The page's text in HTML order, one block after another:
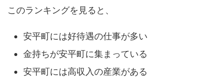
このランキングを見ると、
安平町には好待遇の仕事が多い
金持ちが安平町に集まっている
安平町には高収入の産業がある